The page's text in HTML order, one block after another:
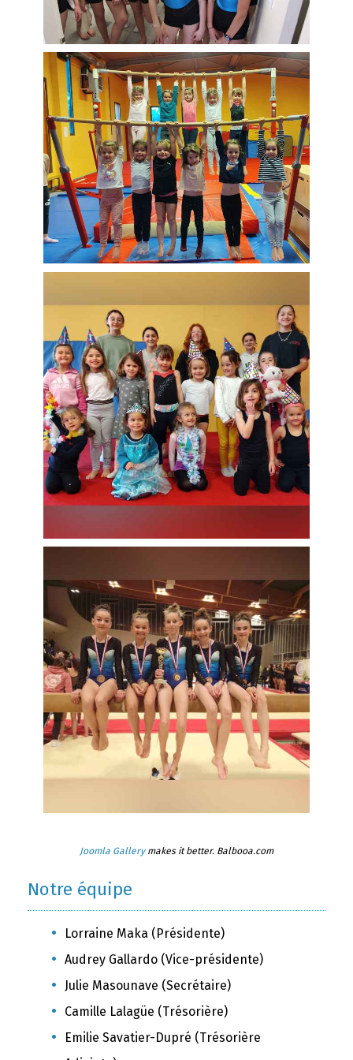
Joomla Gallerymakes it better. Balbooa.com
Notre équipe
Lorraine Maka (Présidente)
Audrey Gallardo (Vice-présidente)
Julie Masounave (Secrétaire)
Camille Lalagüe (Trésorière)
Emilie Savatier-Dupré (Trésorière